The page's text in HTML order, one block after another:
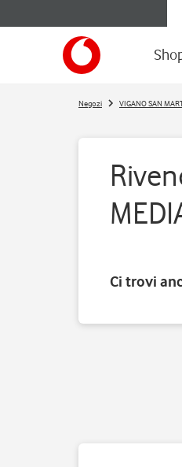
Negozi VIGANO SAN
Ci trovi